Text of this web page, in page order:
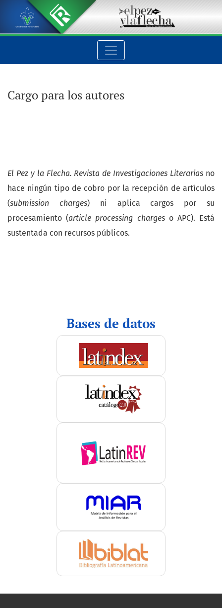
Cargo para los autores
Cargo para los autores
El Pez y la Flecha. Revista de Investigaciones Literarias no
hace ningún tipo de cobro por la recepción de artículos
(submission charges) ni aplica cargos por su
procesamiento (article processing charges o APC). Está
sustentada con recursos públicos.
Bases de datos